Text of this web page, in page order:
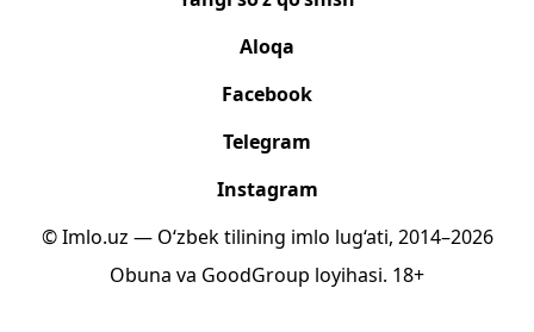
Aloqa
Facebook
Telegram
Instagram
© Imlo.uz — O‘zbek tilining imlo lug‘ati, 2014–2026
Obuna va GoodGroup loyihasi. 18+